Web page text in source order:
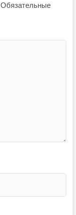
Обязательные